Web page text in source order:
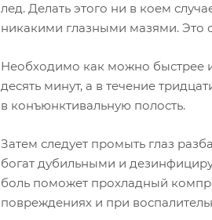
лед. Делать этого ни в коем
никакими глазными мазями. Это
Необходимо как можно быстрее
десять минут, а в течение
в конъюнктивальную полость.
Затем следует промыть глаз
богат дубильными и
боль поможет прохладный
повреждениях и при